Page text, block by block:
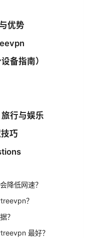
优势
备指南）
行与娱乐
巧
降低网速？
？
？
最好？